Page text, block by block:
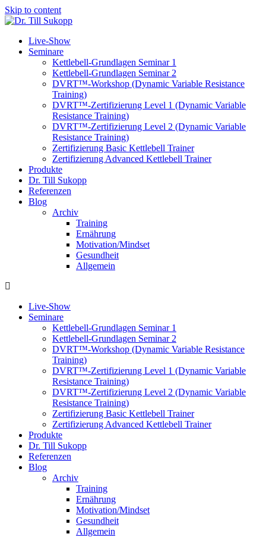
Skip to content
Live-Show
Seminare
Kettlebell-Grundlagen Seminar 1
Kettlebell-Grundlagen Seminar 2
DVRT™-Workshop (Dynamic Variable Resistance
Training)
DVRT™-Zertifizierung Level 1 (Dynamic Variable
Resistance Training)
DVRT™-Zertifizierung Level 2 (Dynamic Variable
Resistance Training)
Zertifizierung Basic Kettlebell Trainer
Zertifizierung Advanced Kettlebell Trainer
Produkte
Dr. Till Sukopp
Referenzen
Blog
Archiv
Training
Ernährung
Motivation/Mindset
Gesundheit
Allgemein
Live-Show
Seminare
Kettlebell-Grundlagen Seminar 1
Kettlebell-Grundlagen Seminar 2
DVRT™-Workshop (Dynamic Variable Resistance
Training)
DVRT™-Zertifizierung Level 1 (Dynamic Variable
Resistance Training)
DVRT™-Zertifizierung Level 2 (Dynamic Variable
Resistance Training)
Zertifizierung Basic Kettlebell Trainer
Zertifizierung Advanced Kettlebell Trainer
Produkte
Dr. Till Sukopp
Referenzen
Blog
Archiv
Training
Ernährung
Motivation/Mindset
Gesundheit
Allgemein